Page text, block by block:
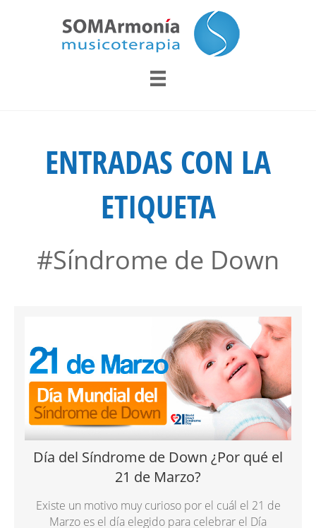
ENTRADAS CON LA
ETIQUETA
#Síndrome de Down
Día del Síndrome de Down ¿Por qué el
21 de Marzo?
Existe un motivo muy curioso por el cuál el 21 de
Marzo es el día elegido para celebrar el Día